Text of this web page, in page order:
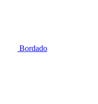
Bordado